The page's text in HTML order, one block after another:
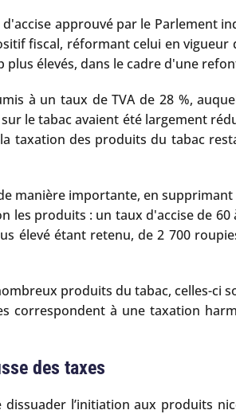
approuvé par le Parlement
fiscal, réformant celui en
élevés, dans le cadre d'une
à un taux de TVA de 28 %,
le tabac avaient été largement
taxation des produits du tabac
manière importante, en
produits : un taux d'accise de
élevé étant retenu, de 2 700
produits du tabac, celles-
correspondent à une taxation
des taxes
l’initiation aux produits